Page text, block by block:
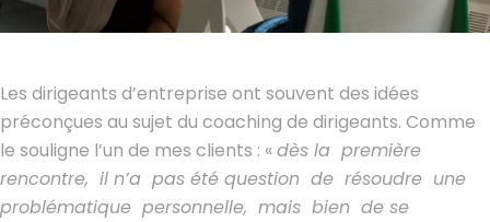
Les dirigeants d’entreprise ont souvent des idées
préconçues au sujet du coaching de dirigeants. Comme
le souligne l’un de mes clients : «dès la première
rencontre, il n’a pas été question de résoudre une
problématique personnelle, mais bien de se